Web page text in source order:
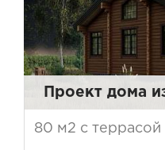
Проект дома
80 м2 с террасой